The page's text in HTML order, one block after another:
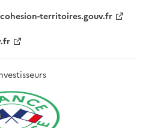
cohesion-territoires.gouv.fr